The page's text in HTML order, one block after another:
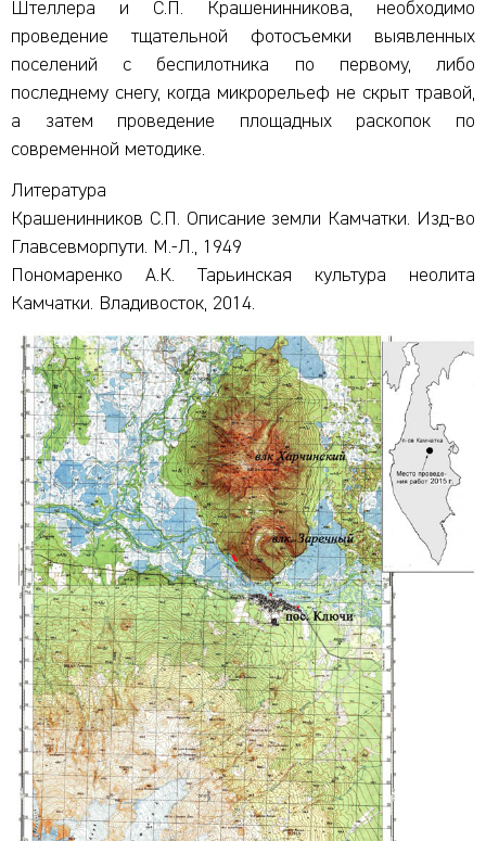
Штеллера и С.П. Крашенинникова, необходимо
проведение тщательной фотосъемки выявленных
поселений с беспилотника по первому, либо
последнему снегу, когда микрорельеф не скрыт травой,
а затем проведение площадных раскопок по
современной методике.
Литература
Крашенинников С.П. Описание земли Камчатки. Изд-во
Главсевморпути. М.-Л., 1949
Пономаренко А.К. Тарьинская культура неолита
Камчатки. Владивосток, 2014.